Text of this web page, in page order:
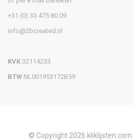
+31 (0) 33 475 80 09
info@2bcreated.nl
KVK 32114233
BTW NL001953172B59
© Copyright 2026 kliklijsten.com |